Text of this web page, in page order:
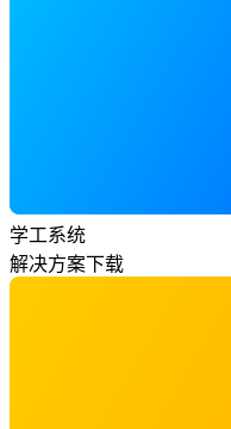
学工系统
解决方案下载